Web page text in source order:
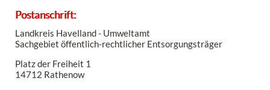
Postanschrift:
Landkreis Havelland - Umweltamt
Sachgebiet öffentlich-rechtlicher Entsorgungsträger
Platz der Freiheit 1
14712 Rathenow